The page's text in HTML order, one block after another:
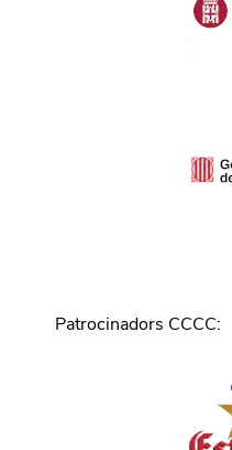
Patrocinadors CCCC: